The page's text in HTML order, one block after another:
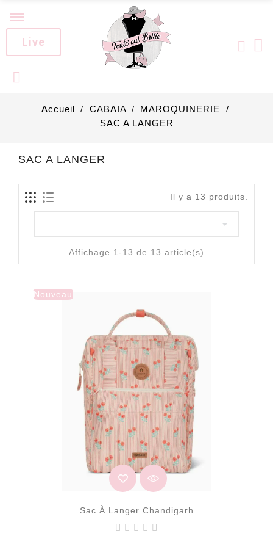
Live
Accueil CABAIA
MAROQUINERIE
SAC A LANGER
SAC A LANGER
Il y a 13 produits.

Affichage 1-13 de 13 article(s)
Nouveau
Sac À Langer Chandigarh